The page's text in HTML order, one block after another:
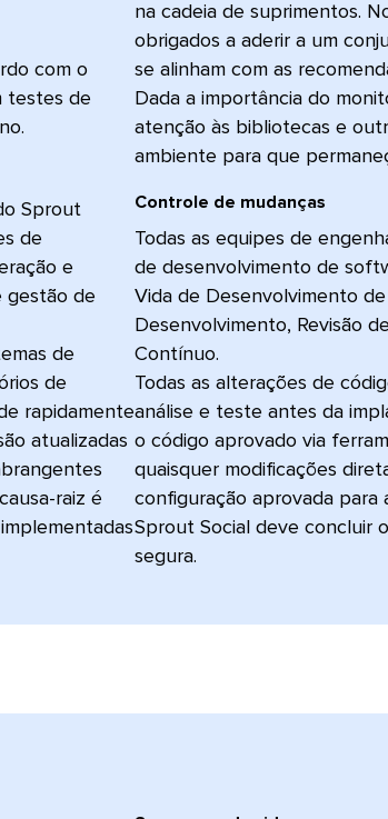
com o
testes de
Sprout
de
e
gestão de
de
de
rapidamente
atualizadas
raiz é
na cadeia de suprimentos.
obrigados a aderir a um
se alinham com as
Dada a importância do
atenção às bibliotecas e
ambiente para que
Controle de mudanças​​
Todas as equipes de
de desenvolvimento de
Vida de Desenvolvimento
Desenvolvimento, Revisão
Contínuo.
Todas as alterações de
análise e teste antes da
o código aprovado via
quaisquer modificações
configuração aprovada para
Sprout Social deve concluir
segura.​​